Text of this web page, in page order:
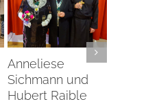
Anneliese
Sichmann und
Hubert Raible